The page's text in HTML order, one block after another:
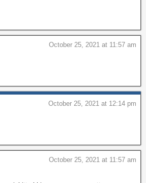
October 25, 2021 at 11:57 am
October 25, 2021 at 12:14 pm
October 25, 2021 at 11:57 am